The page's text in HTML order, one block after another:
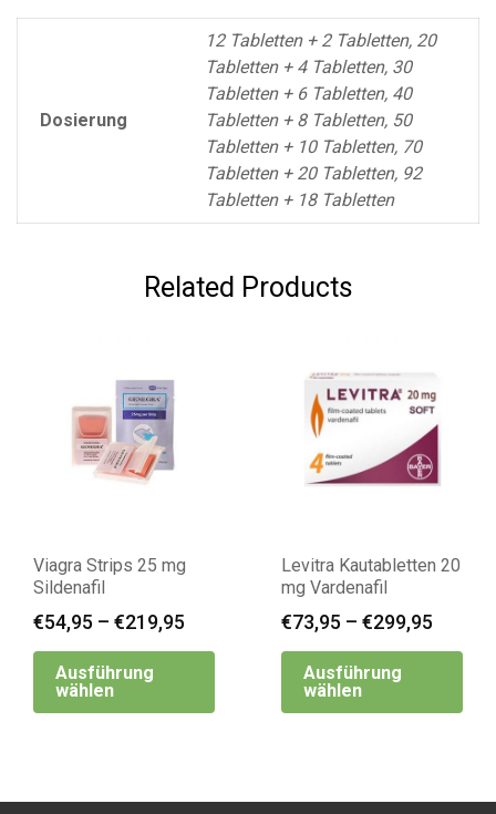
Dosierung
12 Tabletten + 2 Tabletten, 20
Tabletten + 4 Tabletten, 30
Tabletten + 6 Tabletten, 40
Tabletten + 8 Tabletten, 50
Tabletten + 10 Tabletten, 70
Tabletten + 20 Tabletten, 92
Tabletten + 18 Tabletten
Related Products
Viagra Strips 25 mg
Sildenafil
€54,95 – €219,95
Ausführung
wählen
Levitra Kautabletten 20
mg Vardenafil
€73,95 – €299,95
Ausführung
wählen